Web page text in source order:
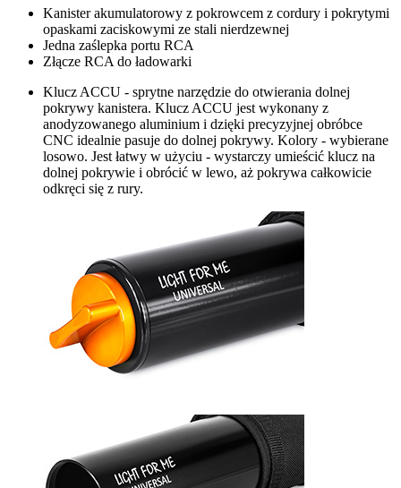
Kanister akumulatorowy z pokrowcem z cordury i pokrytymi
opaskami zaciskowymi ze stali nierdzewnej
Jedna zaślepka portu RCA
Złącze RCA do ładowarki
Klucz ACCU - sprytne narzędzie do otwierania dolnej
pokrywy kanistera. Klucz ACCU jest wykonany z
anodyzowanego aluminium i dzięki precyzyjnej obróbce
CNC idealnie pasuje do dolnej pokrywy. Kolory - wybierane
losowo. Jest łatwy w użyciu - wystarczy umieścić klucz na
dolnej pokrywie i obrócić w lewo, aż pokrywa całkowicie
odkręci się z rury.